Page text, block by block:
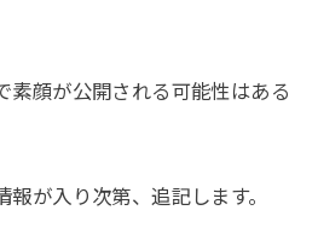
素顔が公開される可能性はある
が入り次第、追記します。